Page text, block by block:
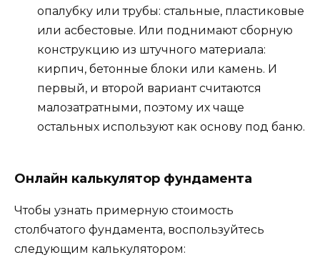
опалубку или трубы: стальные, пластиковые
или асбестовые. Или поднимают сборную
конструкцию из штучного материала:
кирпич, бетонные блоки или камень. И
первый, и второй вариант считаются
малозатратными, поэтому их чаще
остальных используют как основу под баню.
Онлайн калькулятор фундамента
Чтобы узнать примерную стоимость
столбчатого фундамента, воспользуйтесь
следующим калькулятором: